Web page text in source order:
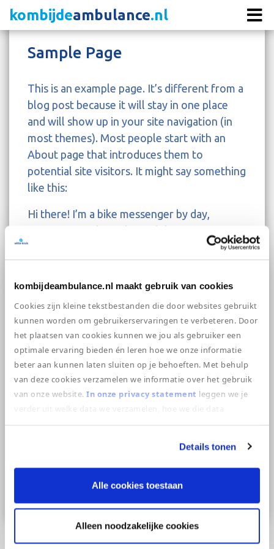
kombijdeambulance.nl maakt gebruik van cookies
Cookies zijn kleine tekstbestanden die door websites gebruikt
kunnen worden om gebruikerservaringen te verbeteren. Door
het plaatsen van cookies kunnen we jou als gebruiker een
optimale ervaring bieden én leren hoe we onze informatie
beter aan kunnen laten sluiten op je behoeften. Met behulp
van deze cookies verzamelen we informatie over het gebruik
van onze website. In onze privacy statement leggen we je
Details tonen
Alle cookies toestaan
Alleen noodzakelijke cookies
kombijdeambulance.nl
Sample Page
This is an example page. It’s different from a
blog post because it will stay in one place
and will show up in your site navigation (in
most themes). Most people start with an
About page that introduces them to
potential site visitors. It might say something
like this:
Hi there! I’m a bike messenger by day,
website. I live in Los Angeles, have a great
gettin’ caught in the rain.)
…or something like this:
The XYZ Doohickey Company was founded
in 1971, and has been providing quality
doohickeys to the public ever since. Located
in Gotham City, XYZ employs over 2,000
people and does all kinds of awesome things
As a new WordPress user, you should go to